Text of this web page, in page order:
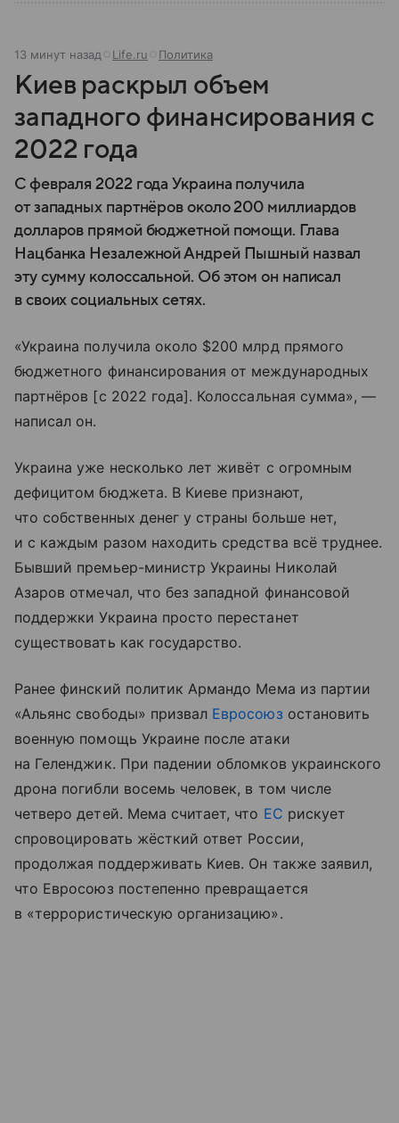
13 минут назад Life.ru Политика
Киев раскрыл объем
западного финансирования с
2022 года
С февраля 2022 года Украина получила
от западных партнёров около 200 миллиардов
долларов прямой бюджетной помощи. Глава
Нацбанка Незалежной Андрей Пышный назвал
эту сумму колоссальной. Об этом он написал
в своих социальных сетях.
«Украина получила около $200 млрд прямого
бюджетного финансирования от международных
партнёров [с 2022 года]. Колоссальная сумма», —
написал он.
Украина уже несколько лет живёт с огромным
дефицитом бюджета. В Киеве признают,
что собственных денег у страны больше нет,
и с каждым разом находить средства всё труднее.
Бывший премьер-министр Украины Николай
Азаров отмечал, что без западной финансовой
поддержки Украина просто перестанет
существовать как государство.
Ранее финский политик Армандо Мема из партии
«Альянс свободы» призвал Евросоюзостановить
военную помощь Украине после атаки
на Геленджик. При падении обломков украинского
дрона погибли восемь человек, в том числе
четверо детей. Мема считает, что ЕС рискует
спровоцировать жёсткий ответ России,
продолжая поддерживать Киев. Он также заявил,
что Евросоюз постепенно превращается
в «террористическую организацию».